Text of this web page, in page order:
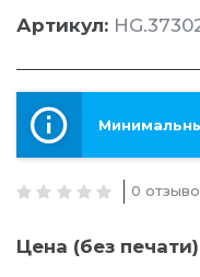
Артикул:
0
Цена (без